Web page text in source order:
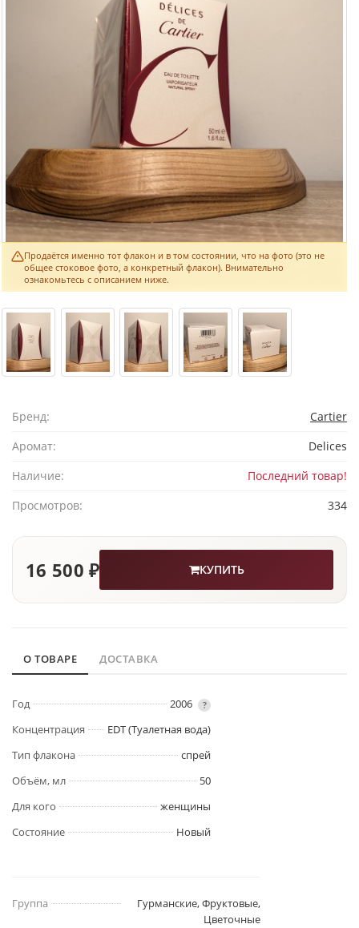
Продаётся именно тот флакон и в том состоянии, что на фото (это не
общее стоковое фото, а конкретный флакон). Внимательно
ознакомьтесь с описанием ниже.
Бренд:
Cartier
Аромат:
Delices
Наличие:
Последний товар!
Просмотров:
334
16 500 ₽ КУПИТЬ
О ТОВАРЕ ДОСТАВКА
Год 2006 ?
Концентрация
EDT (Туалетная вода)
Тип флакона
спрей
Объём, мл
50
Для кого
женщины
Состояние
Новый
Группа
Гурманские, Фруктовые,
Цветочные